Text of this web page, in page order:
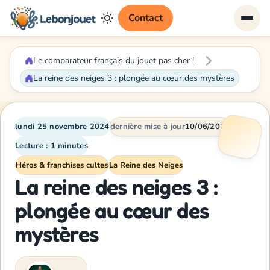
Contact
Le comparateur français du jouet pas cher !
La reine des neiges 3 : plongée au cœur des mystères
lundi 25 novembre 2024dernière mise à jour10/06/2026
Lecture : 1 minutes
Héros & franchises cultesLa Reine des Neiges
La reine des neiges 3 :
plongée au cœur des
mystères